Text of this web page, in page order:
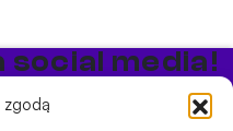
social media!
w sklepie